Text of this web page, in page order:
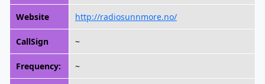
Website http://radiosunnmore.no/
CallSign ~
Frequency: ~